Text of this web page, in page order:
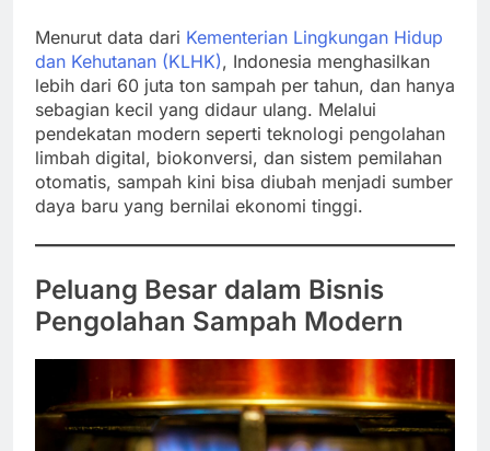
Menurut data dari Kementerian Lingkungan Hidup
dan Kehutanan (KLHK), Indonesia menghasilkan
lebih dari 60 juta ton sampah per tahun, dan hanya
sebagian kecil yang didaur ulang. Melalui
pendekatan modern seperti teknologi pengolahan
limbah digital, biokonversi, dan sistem pemilahan
otomatis, sampah kini bisa diubah menjadi sumber
daya baru yang bernilai ekonomi tinggi.
Peluang Besar dalam Bisnis
Pengolahan Sampah Modern